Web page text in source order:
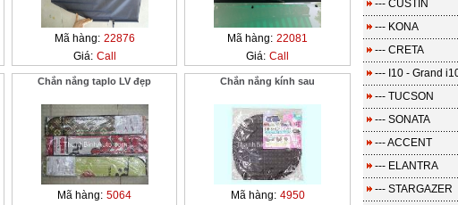
Mã hàng: 22876
Giá: Call
Mã hàng: 22081
Giá: Call
Chắn nắng taplo LV đẹp
Mã hàng: 5064
Chắn nắng kính sau
Mã hàng: 4950
--- CUSTIN
--- KONA
--- CRETA
--- I10 - Grand
--- TUCSON
--- SONATA
--- ACCENT
--- ELANTRA
--- STARGAZER